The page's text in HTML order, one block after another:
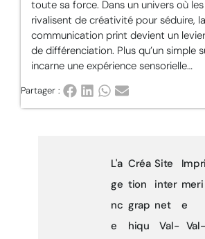
toute sa force. Dans un univers où
rivalisent de créativité pour séduire, la
communication print devient un
de différenciation. Plus qu’un simple
incarne une expérience sensorielle…
Partager :
L'a
ge
nc
e
Créa
tion
grap
hiqu
Site
inter
net
Val-
Impri
meri
e
Val-